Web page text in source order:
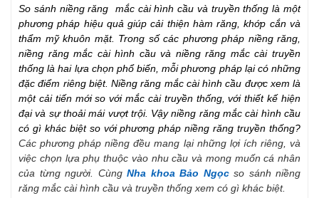
So sánh niềng răng mắc cài hình cầu và truyền thống là một
phương pháp hiệu quả giúp cải thiện hàm răng, khớp cắn và
thẩm mỹ khuôn mặt. Trong số các phương pháp niềng răng,
niềng răng mắc cài hình cầu và niềng răng mắc cài truyền
thống là hai lựa chọn phổ biến, mỗi phương pháp lại có những
đặc điểm riêng biệt. Niềng răng mắc cài hình cầu được xem là
một cải tiến mới so với mắc cài truyền thống, với thiết kế hiện
đại và sự thoải mái vượt trội. Vậy niềng răng mắc cài hình cầu
có gì khác biệt so với phương pháp niềng răng truyền thống?
Các phương pháp niềng đều mang lại những lợi ích riêng, và
việc chọn lựa phụ thuộc vào nhu cầu và mong muốn cá nhân
của từng người. Cùng Nha khoa Bảo Ngọcso sánh niềng
răng mắc cài hình cầu và truyền thống xem có gì khác biệt.